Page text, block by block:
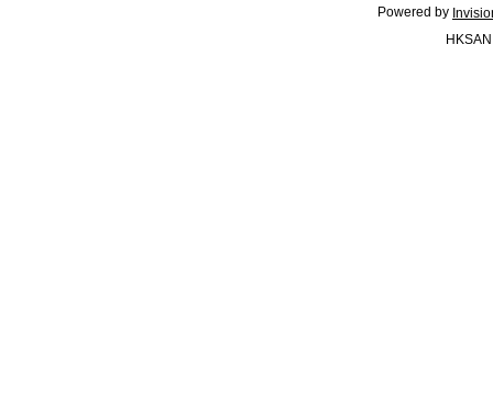
Powered by